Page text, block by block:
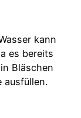
kann
es bereits
Bläschen
ausfüllen.